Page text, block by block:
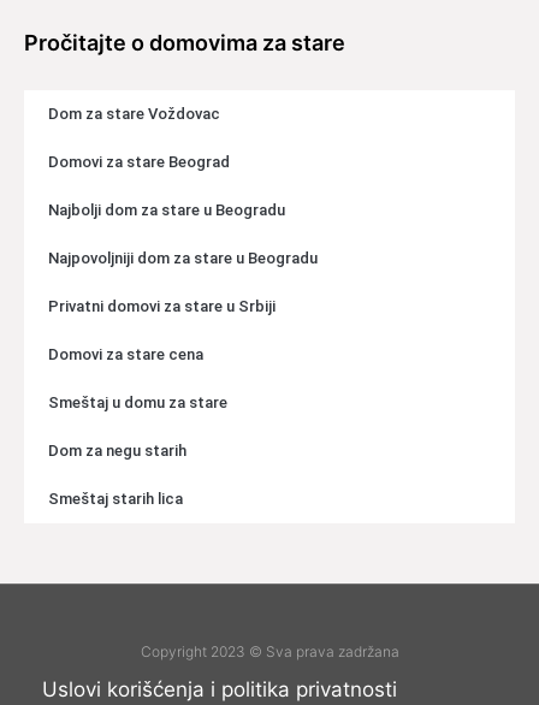
Pročitajte o domovima za stare
Dom za stare Voždovac
Domovi za stare Beograd
Najbolji dom za stare u Beogradu
Najpovoljniji dom za stare u Beogradu
Privatni domovi za stare u Srbiji
Domovi za stare cena
Smeštaj u domu za stare
Dom za negu starih
Smeštaj starih lica
Copyright 2023 © Sva prava zadržana
Uslovi korišćenja i politika privatnosti